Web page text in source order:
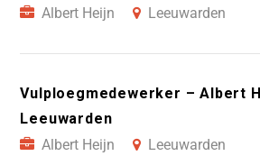
Albert Heijn
Leeuwarden
Vulploegmedewerker – Albert
Leeuwarden
Albert Heijn
Leeuwarden